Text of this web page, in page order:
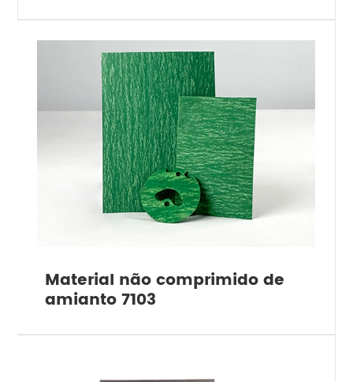
Material não comprimido de
amianto 7103